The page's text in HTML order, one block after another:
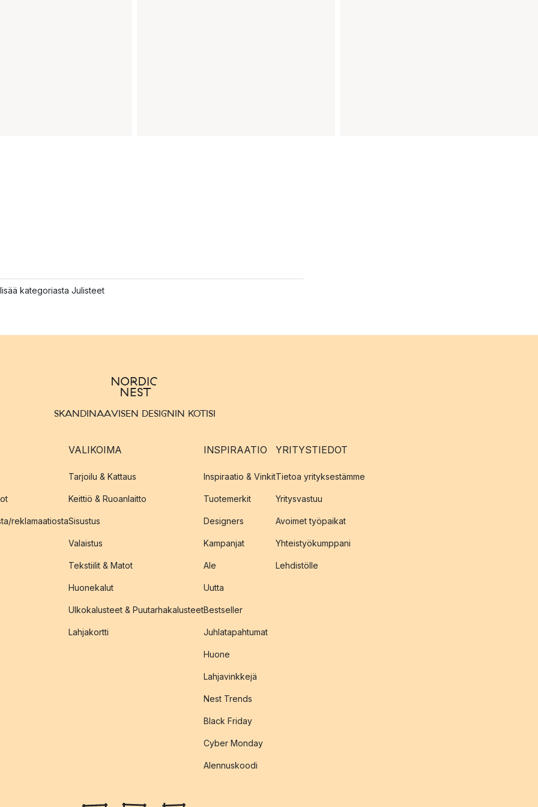
kategoriasta Julisteet
SKANDINAAVISEN DESIGNIN KOTISI
reklamaatiosta
VALIKOIMA
Tarjoilu & Kattaus
Keittiö & Ruoanlaitto
Sisustus
Valaistus
Tekstiilit & Matot
Huonekalut
Ulkokalusteet & Puutarhakalusteet
Lahjakortti
INSPIRAATIO
Inspiraatio & Vinkit
Tuotemerkit
Designers
Kampanjat
Ale
Uutta
Bestseller
Juhlatapahtumat
Huone
Lahjavinkkejä
Nest Trends
Black Friday
Cyber Monday
Alennuskoodi
YRITYSTIEDOT
Tietoa yrityksestämme
Yritysvastuu
Avoimet työpaikat
Yhteistyökumppani
Lehdistölle